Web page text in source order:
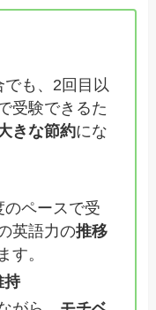
も、2回目以
受験できるた
きな節約にな
のペースで受
英語力の推移
す。
持